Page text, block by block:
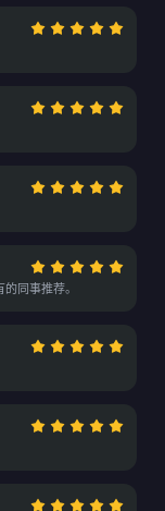
同事推荐。